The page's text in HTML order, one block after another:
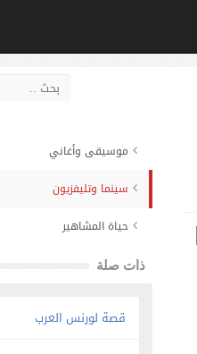
موسيقى وأغاني
سينما وتليفزيون
حياة المشاهير
ذات صلة
قصة لورنس العرب